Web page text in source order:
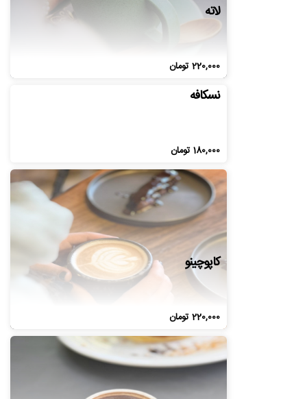
لاته
220,000تومان
نسکافه
180,000تومان
کاپوچینو
220,000تومان